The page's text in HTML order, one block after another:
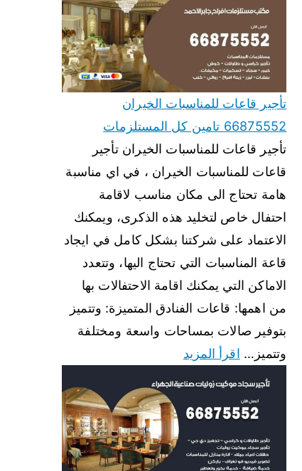
تأجير قاعات للمناسبات الخيران
66875552 تامين كل المستلزمات
تأجير قاعات للمناسبات الخيران تأجير
قاعات للمناسبات الخيران ، في اي مناسبة
هامة تحتاج الى مكان مناسب لاقامة
احتفال خاص لتخليد هذه الذكرى، ويمكنك
الاعتماد على شركتنا بشكل كامل في ايجاد
قاعة المناسبات التي تحتاج اليها، وتتعدد
الاماكن التي يمكنك اقامة الاحتفالات بها
من اهمها: قاعات الفنادق المتميزة: وتتميز
بتوفير صالات بمساحات واسعة ومختلفة
وتتميز… اقرأ المزيد